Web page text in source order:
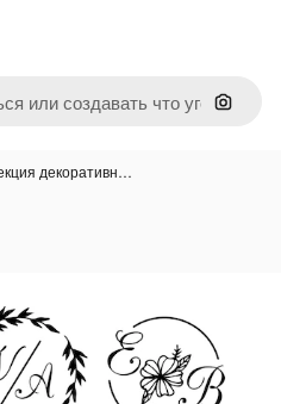
Поиск
декоративн…